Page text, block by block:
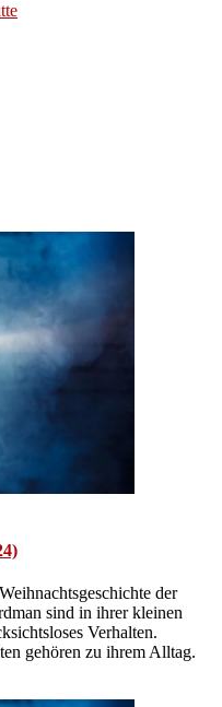
der
sind in ihrer kleinen
Verhalten.
gehören zu ihrem Alltag.